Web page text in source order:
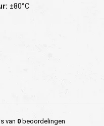
±80°C
van 0 beoordelingen